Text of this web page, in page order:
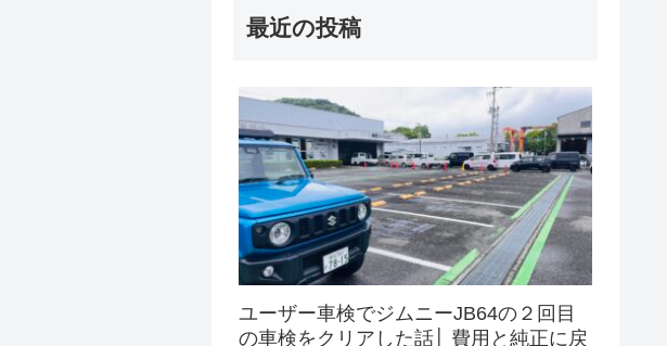
最近の投稿
ユーザー車検でジムニーJB64の２回目
の車検をクリアした話│ 費用と純正に戻